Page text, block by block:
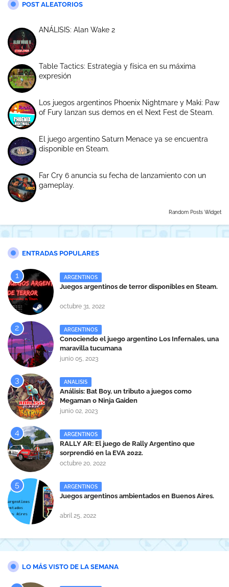
POST ALEATORIOS
ANÁLISIS: Alan Wake 2
Table Tactics: Estrategia y física en su máxima
expresión
Los juegos argentinos Phoenix Nightmare y Maki: Paw
of Fury lanzan sus demos en el Next Fest de Steam.
El juego argentino Saturn Menace ya se encuentra
disponible en Steam.
Far Cry 6 anuncia su fecha de lanzamiento con un
gameplay.
Random Posts Widget
ENTRADAS POPULARES
ARGENTINOS
Juegos argentinos de terror disponibles en Steam.
octubre 31, 2022
ARGENTINOS
Conociendo el juego argentino Los Infernales, una
maravilla tucumana
junio 05, 2023
ANALISIS
Análisis: Bat Boy, un tributo a juegos como
Megaman o Ninja Gaiden
junio 02, 2023
ARGENTINOS
RALLY AR: El juego de Rally Argentino que
sorprendió en la EVA 2022.
octubre 20, 2022
ARGENTINOS
Juegos argentinos ambientados en Buenos Aires.
abril 25, 2022
LO MÁS VISTO DE LA SEMANA